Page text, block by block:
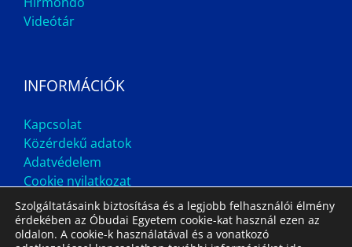
Videótár
INFORMÁCIÓK
Kapcsolat
Közérdekű adatok
Adatvédelem
Cookie nyilatkozat
Szolgáltatásaink biztosítása és a legjobb felhasználói élmény
érdekében az Óbudai Egyetem cookie-kat használ ezen az
oldalon. A cookie-k használatával és a vonatkozó